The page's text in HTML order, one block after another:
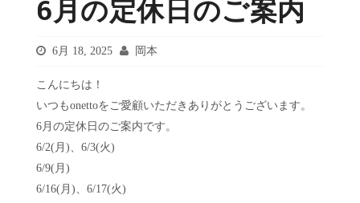
6月の定休日のご案内
6月 18, 2025 岡本
こんにちは！
いつもonettoをご愛顧いただきありがとうございます。
6月の定休日のご案内です。
6/2(月)、6/3(火)
6/9(月)
6/16(月)、6/17(火)